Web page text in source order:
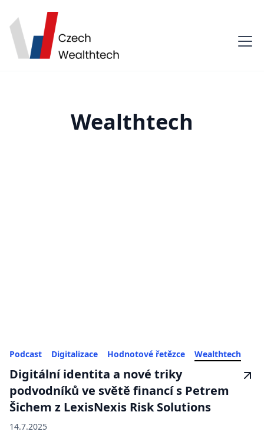
Wealthtech
Podcast Digitalizace Hodnotové řetězce Wealthtech
Digitální identita a nové triky
podvodníků ve světě financí s Petrem
Šichem z LexisNexis Risk Solutions
14.7.2025